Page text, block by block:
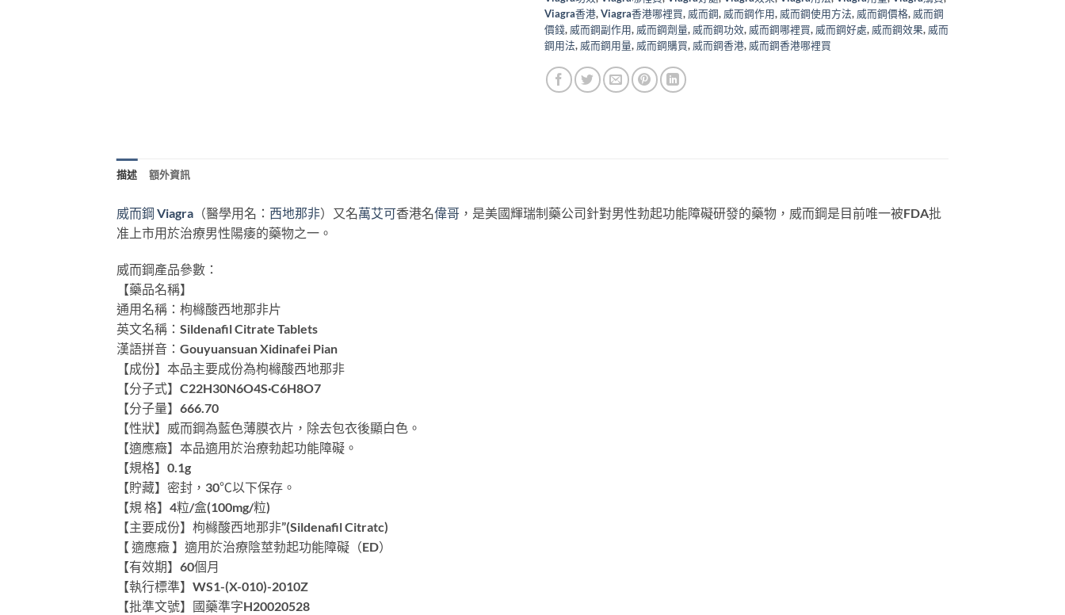
Viagra香港,Viagra香港哪裡買, 威而鋼, 威而鋼作用, 威而鋼使用方法, 威而鋼價格, 威而鋼
價錢, 威而鋼副作用, 威而鋼劑量, 威而鋼功效, 威而鋼哪裡買, 威而鋼好處, 威而鋼效果, 威而
鋼用法, 威而鋼用量, 威而鋼購買, 威而鋼香港, 威而鋼香港哪裡買
描述 額外資訊
威而鋼 Viagra （醫學用名： 西地那非）又名萬艾可香港名偉哥 ，是美國輝瑞制藥公司針對男性勃起功能障礙研發的藥物，威而鋼是目前唯一被FDA批
准上市用於治療男性陽痿的藥物之一。
威而鋼產品參數：
【藥品名稱】
通用名稱：枸櫞酸西地那非片
英文名稱：Sildenafil Citrate Tablets
漢語拼音：Gouyuansuan Xidinafei Pian
【成份】本品主要成份為枸櫞酸西地那非
【分子式】C22H30N6O4S·C6H8O7
【分子量】666.70
【性狀】威而鋼為藍色薄膜衣片，除去包衣後顯白色。
【適應癥】本品適用於治療勃起功能障礙。
【規格】0.1g
【貯藏】密封，30℃以下保存。
【規 格】4粒/盒(100mg/粒)
【主要成份】枸櫞酸西地那非”(Sildenafil Citratc)
【 適應癥 】適用於治療陰莖勃起功能障礙（ED）
【有效期】60個月
【執行標準】WS1-(X-010)-2010Z
【批準文號】國藥準字H20020528